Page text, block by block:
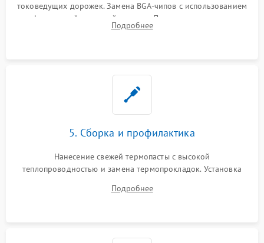
токоведущих дорожек. Замена BGA-чипов с использованием
инфракрасной паяльной станции. Прошивка микросхемы
BIOS или замена поврежденных портов USB
Подробнее
5. Сборка и профилактика
Нанесение свежей термопасты с высокой
теплопроводностью и замена термопрокладок. Установка
шлейфов, модулей памяти и накопителей. Предварительная
Подробнее